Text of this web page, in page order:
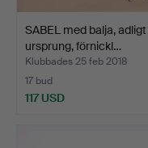
SABEL med balja, adligt
ursprung, förnickl…
Klubbades 25 feb 2018
17 bud
117 USD